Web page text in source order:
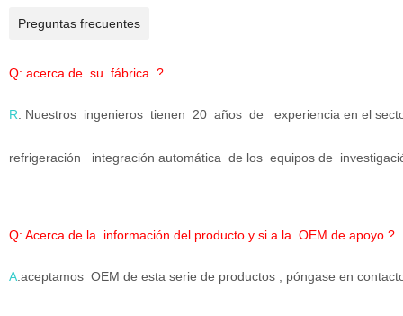
Preguntas frecuentes
Q: acerca de su fábrica ?
R: Nuestros ingenieros tienen 20 años de experiencia en el
refrigeración integración automática de los equipos de
Q: Acerca de la información del producto y si a la OEM de apoyo ?
A:aceptamos OEM de esta serie de productos , póngase en